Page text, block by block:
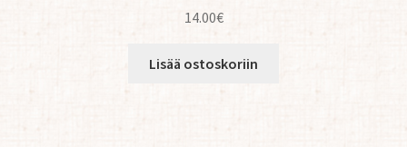
14.00€
Lisää ostoskoriin